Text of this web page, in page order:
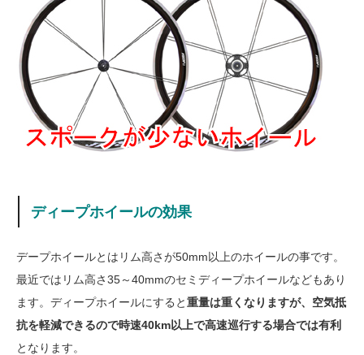
ディープホイールの効果
デープホイールとはリム高さが50mm以上のホイールの事です。
最近ではリム高さ35～40mmのセミディープホイールなどもあり
ます。ディープホイールにすると重量は重くなりますが、空気抵
抗を軽減できるので時速40km以上で高速巡行する場合では有利
となります。